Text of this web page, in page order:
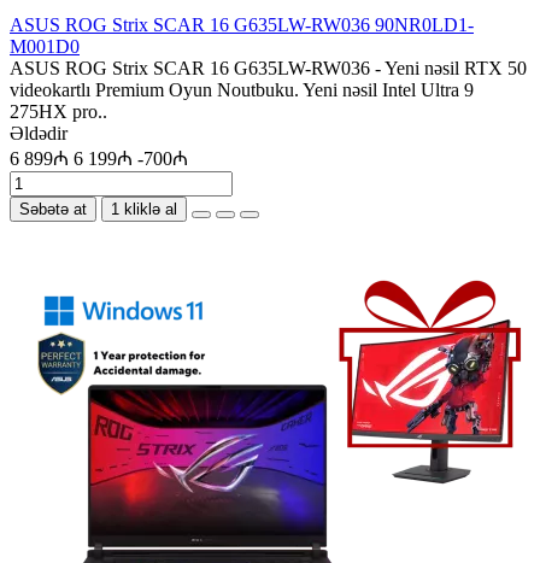
ASUS ROG Strix SCAR 16 G635LW-RW036 90NR0LD1-
M001D0
ASUS ROG Strix SCAR 16 G635LW-RW036 - Yeni nəsil RTX 50
videokartlı Premium Oyun Noutbuku. Yeni nəsil Intel Ultra 9
275HX pro..
Əldədir
6 899₼ 6 199₼ -700₼
Səbətə at 1 kliklə al